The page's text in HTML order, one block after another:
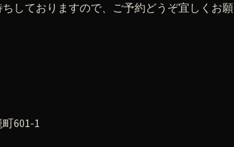
しておりますので、ご予約どうぞ宜しくお願
601-1